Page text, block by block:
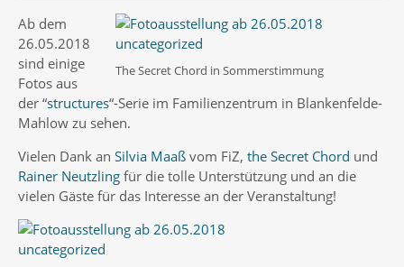
The Secret Chord in Sommerstimmung
Ab dem
26.05.2018
sind einige
Fotos aus
der “structures“-Serie im Familienzentrum in Blankenfelde-
Mahlow zu sehen.
Vielen Dank an Silvia Maaß vom FiZ, the Secret Chord und
Rainer Neutzling für die tolle Unterstützung und an die
vielen Gäste für das Interesse an der Veranstaltung!